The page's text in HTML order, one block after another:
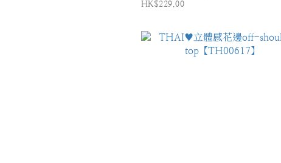
HK$229.00